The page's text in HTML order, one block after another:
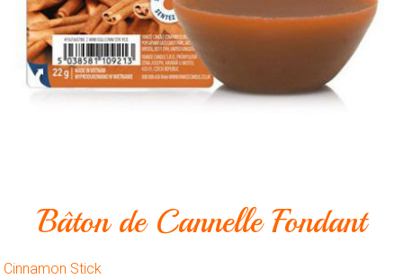
Animalerie
Outillage
Produits
Bâton de Cannelle Fondant
Cinnamon Stick